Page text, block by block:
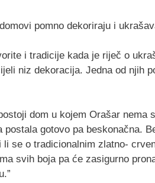
pomno dekoriraju i
i tradicije kada je riječ o
niz dekoracija. Jedna od njih
dom u kojem Orašar
postala gotovo pa beskonačna.
li se o tradicionalnim zlatno-
svih boja pa će zasigurno